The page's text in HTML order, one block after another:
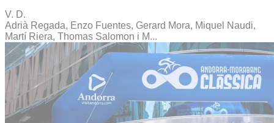
V. D.
Adrià Regada, Enzo Fuentes, Gerard Mora, Miquel Naudi,
Martí Riera, Thomas Salomon i M...